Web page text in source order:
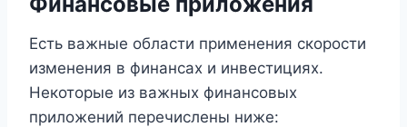
Есть важные области применения скорости
изменения в финансах и инвестициях.
Некоторые из важных финансовых
приложений перечислены ниже: